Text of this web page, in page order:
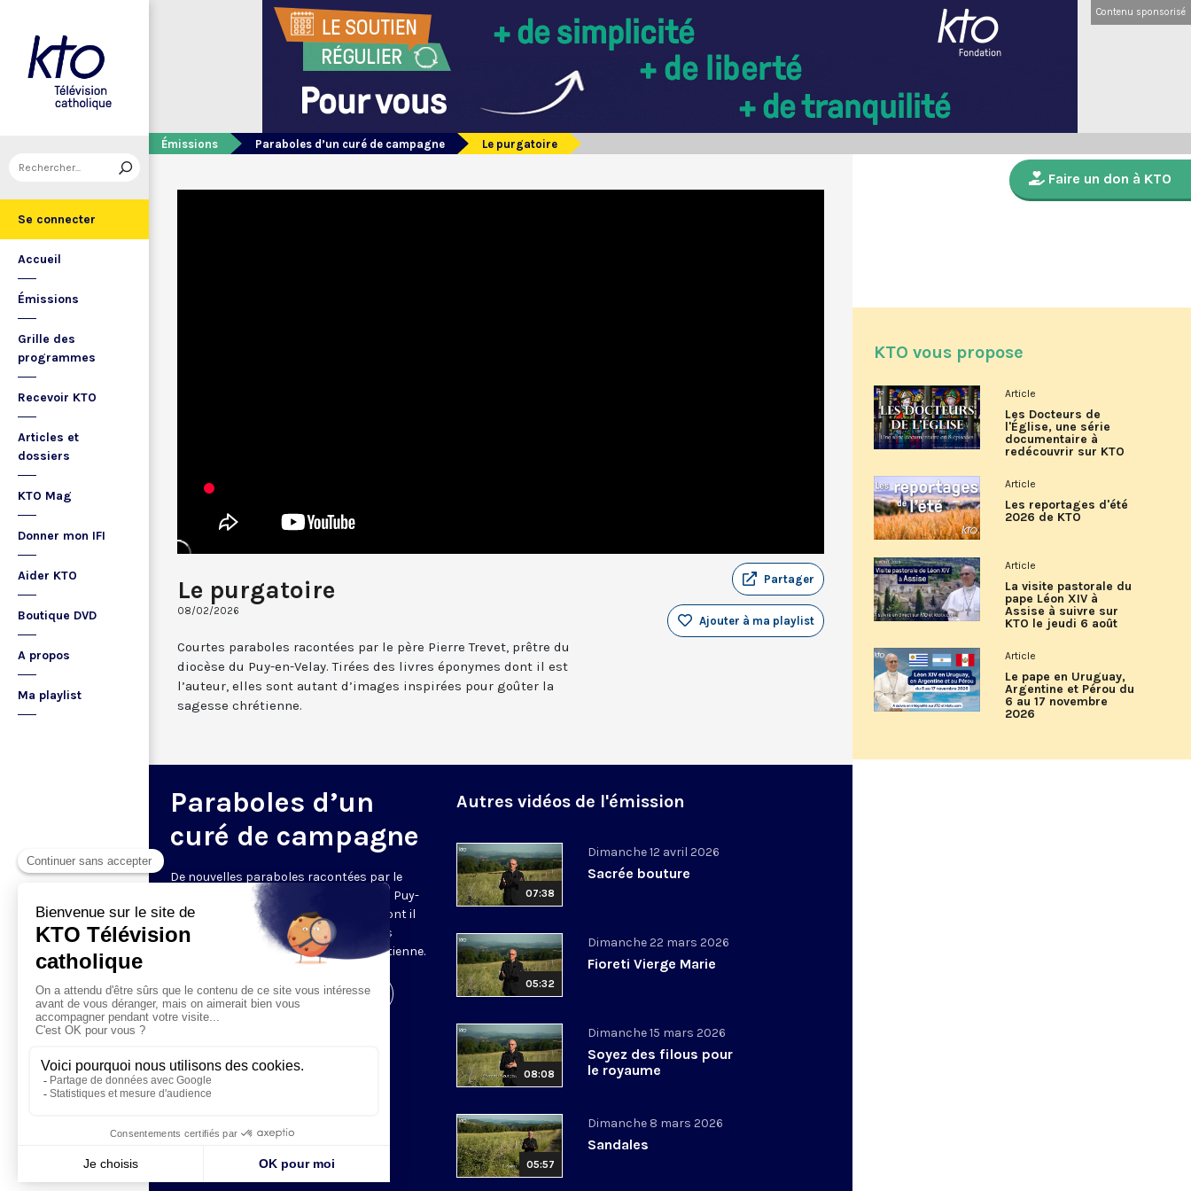
Se connecter
Accueil
Émissions
Grille des
programmes
Recevoir KTO
Articles et
dossiers
KTO Mag
Donner mon IFI
Aider KTO
Boutique DVD
A propos
Ma playlist
Contenu sponsorisé
Émissions Paraboles d’un curé de campagne Le purgatoire
Le purgatoire
08/02/2026
Partager
Ajouter à ma playlist
Courtes paraboles racontées par le père Pierre Trevet, prêtre du
diocèse du Puy-en-Velay. Tirées des livres éponymes dont il est
l’auteur, elles sont autant d’images inspirées pour goûter la
sagesse chrétienne.
Paraboles d’un
curé de campagne
De nouvelles paraboles racontées par le
père Pierre Trevet, prêtre du diocèse du Puy-
en-Velay. Tirées des livres éponymes dont il
est l'auteur, elles sont autant d'images
inspirées pour goûter la sagesse chrétienne.
Visiter la page de l'émission
Autres vidéos de l'émission
07:38
Dimanche 12 avril 2026
Sacrée bouture
05:32
Dimanche 22 mars 2026
Fioreti Vierge Marie
08:08
Dimanche 15 mars 2026
Soyez des filous pour
le royaume
05:57
Dimanche 8 mars 2026
Sandales
Faire un don à KTO
KTO vous propose
Article
Les Docteurs de
l'Église, une série
documentaire à
redécouvrir sur KTO
Article
Les reportages d'été
2026 de KTO
Article
La visite pastorale du
pape Léon XIV à
Assise à suivre sur
KTO le jeudi 6 août
Article
Le pape en Uruguay,
Argentine et Pérou du
6 au 17 novembre
2026